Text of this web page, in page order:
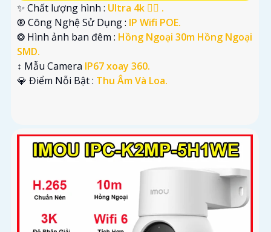
✨ Chất lượng hình : Ultra 4k 👍🏾 .
®️ Công Nghệ Sử Dụng : IP Wifi POE.
❂ Hình ảnh ban đêm : Hồng Ngoại 30m Hồng Ngoại
SMD.
↕️ Mẫu Camera IP67 xoay 360.
️💎 Điểm Nỗi Bật : Thu Âm Và Loa.